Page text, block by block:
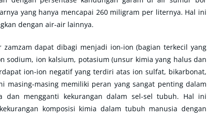
yang hanya mencapai 260 miligram per liternya. Hal ini
dengan air-air lainnya.
dapat dibagi menjadi ion-ion (bagian terkecil yang
ion kalsium, potasium (unsur kimia yang halus dan
ion-ion negatif yang terdiri atas ion sulfat, bikarbonat,
masing-masing memiliki peran yang sangat penting dalam
dan mengganti kekurangan dalam sel-sel tubuh. Hal ini
komposisi kimia dalam tubuh manusia dengan